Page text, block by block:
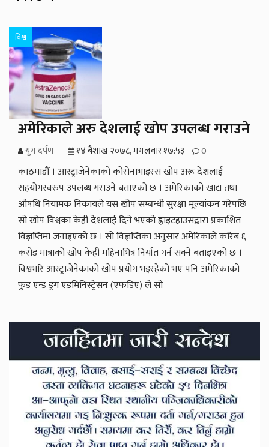
विश्व
अमेरिकाले अरु देशलाई खोप उपलब्ध गराउने
युग दर्पण १४ बैशाख २०७८, मंगलवार १७:५३ 0
काठमाडौँ । आस्ट्राजेनेकाको कोरोनाभाइरस खोप अरू देशलाई
सहयोगस्वरुप उपलब्ध गराउने बताएको छ । अमेरिकाको खाद्य तथा
औषधि नियामक निकायले यस खोप सम्बन्धी सुरक्षा मूल्यांकन गरेपछि
सो खोप विश्वका केही देशलाई दिने भएको ह्वाइटहाउसद्वारा प्रकाशित
विज्ञप्तिमा जनाइएको छ । सो विज्ञप्तिका अनुसार अमेरिकाले करिब ६
करोड मात्राको खोप केही महिनाभित्र निर्यात गर्न सक्ने बताइएको छ ।
विश्वभरि आस्ट्राजेनेकाको खोप प्रयोग भइरहेको भए पनि अमेरिकाको
फुड एन्ड ड्रग एडमिनिस्ट्रेसन (एफडिए) ले सो
Secondary
Sidebar